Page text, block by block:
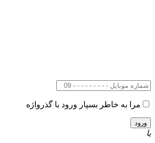
مرا به خاطر بسپار ورود با گذرواژه
یا